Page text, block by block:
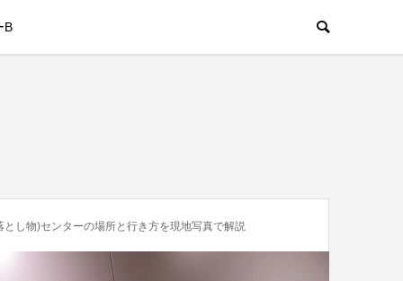
B
とし物)センターの場所と行き方を現地写真で解説